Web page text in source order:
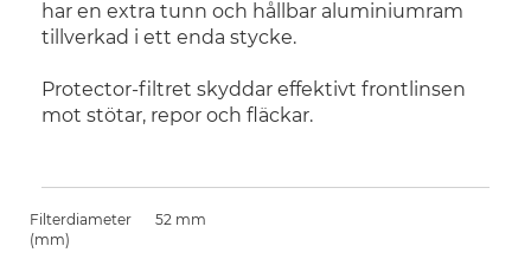
har en extra tunn och hållbar aluminiumram
tillverkad i ett enda stycke.
Protector-filtret skyddar effektivt frontlinsen
mot stötar, repor och fläckar.
Filterdiameter
(mm)
52 mm